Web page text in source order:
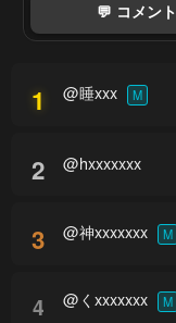
💬 コメント
1 @睡xxx M
2 @hxxxxxxx
3 @神xxxxxxx M
4 @くxxxxxxx M